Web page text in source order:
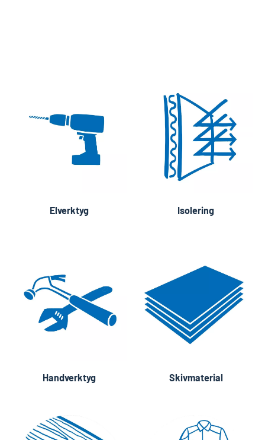
Elverktyg Isolering
Handverktyg Skivmaterial